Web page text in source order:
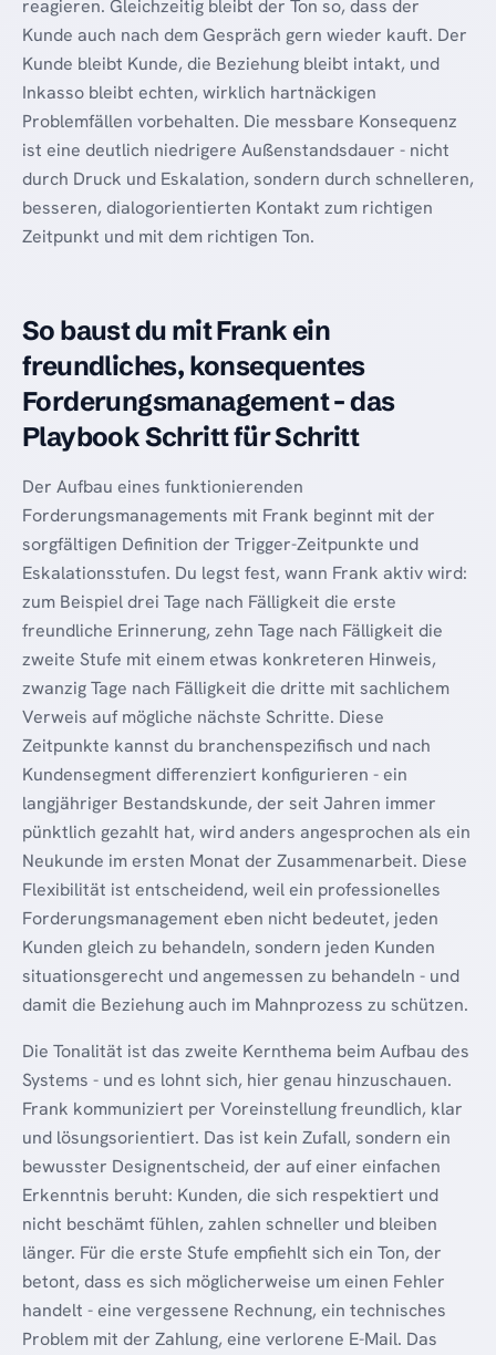
reagieren. Gleichzeitig bleibt der Ton so, dass der
Kunde auch nach dem Gespräch gern wieder kauft. Der
Kunde bleibt Kunde, die Beziehung bleibt intakt, und
Inkasso bleibt echten, wirklich hartnäckigen
Problemfällen vorbehalten. Die messbare Konsequenz
ist eine deutlich niedrigere Außenstandsdauer - nicht
durch Druck und Eskalation, sondern durch schnelleren,
besseren, dialogorientierten Kontakt zum richtigen
Zeitpunkt und mit dem richtigen Ton.
So baust du mit Frank ein
freundliches, konsequentes
Forderungsmanagement - das
Playbook Schritt für Schritt
Der Aufbau eines funktionierenden
Forderungsmanagements mit Frank beginnt mit der
sorgfältigen Definition der Trigger-Zeitpunkte und
Eskalationsstufen. Du legst fest, wann Frank aktiv wird:
zum Beispiel drei Tage nach Fälligkeit die erste
freundliche Erinnerung, zehn Tage nach Fälligkeit die
zweite Stufe mit einem etwas konkreteren Hinweis,
zwanzig Tage nach Fälligkeit die dritte mit sachlichem
Verweis auf mögliche nächste Schritte. Diese
Zeitpunkte kannst du branchenspezifisch und nach
Kundensegment differenziert konfigurieren - ein
langjähriger Bestandskunde, der seit Jahren immer
pünktlich gezahlt hat, wird anders angesprochen als ein
Neukunde im ersten Monat der Zusammenarbeit. Diese
Flexibilität ist entscheidend, weil ein professionelles
Forderungsmanagement eben nicht bedeutet, jeden
Kunden gleich zu behandeln, sondern jeden Kunden
situationsgerecht und angemessen zu behandeln - und
damit die Beziehung auch im Mahnprozess zu schützen.
Die Tonalität ist das zweite Kernthema beim Aufbau des
Systems - und es lohnt sich, hier genau hinzuschauen.
Frank kommuniziert per Voreinstellung freundlich, klar
und lösungsorientiert. Das ist kein Zufall, sondern ein
bewusster Designentscheid, der auf einer einfachen
Erkenntnis beruht: Kunden, die sich respektiert und
nicht beschämt fühlen, zahlen schneller und bleiben
länger. Für die erste Stufe empfiehlt sich ein Ton, der
betont, dass es sich möglicherweise um einen Fehler
handelt - eine vergessene Rechnung, ein technisches
Problem mit der Zahlung, eine verlorene E-Mail. Das